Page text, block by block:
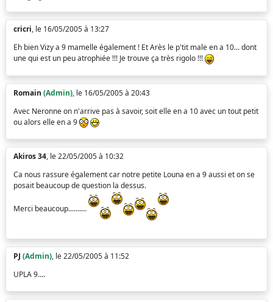
cricri, le 16/05/2005 à 13:27
Eh bien Vizy a 9 mamelle également ! Et Arès le p'tit male en a 10... dont
une qui est un peu atrophiée !!! Je trouve ça très rigolo !!!
Romain (Admin), le 16/05/2005 à 20:43
Avec Neronne on n'arrive pas à savoir, soit elle en a 10 avec un tout petit
ou alors elle en a 9
Akiros 34, le 22/05/2005 à 10:32
Ca nous rassure également car notre petite Louna en a 9 aussi et on se
posait beaucoup de question la dessus.
Merci beaucoup..........
PJ (Admin), le 22/05/2005 à 11:52
UPLA 9....